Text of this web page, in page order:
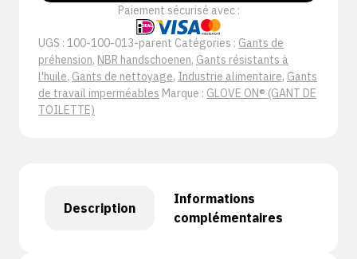
Paiement sécurisé avec :
UGS : 100-100-013-parent Catégories : Gants de
préhension, NBR handschoenen, Gants résistants à
l'huile, Gants de nettoyage, Industrie alimentaire, Gants
de travail imperméables Marque : GLOVE ON® (GANT DE
TOILETTE)
Description
Informations
complémentaires